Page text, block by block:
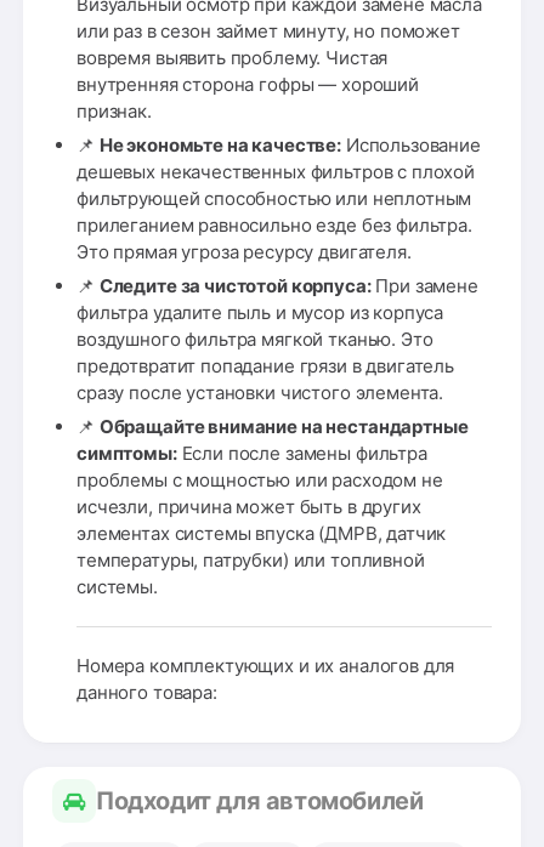
или раз в сезон займет минуту, но поможет
вовремя выявить проблему. Чистая
внутренняя сторона гофры — хороший
признак.
📌 Не экономьте на качестве:Использование
дешевых некачественных фильтров с плохой
фильтрующей способностью или неплотным
прилеганием равносильно езде без фильтра.
Это прямая угроза ресурсу двигателя.
📌 Следите за чистотой корпуса:При замене
фильтра удалите пыль и мусор из корпуса
воздушного фильтра мягкой тканью. Это
предотвратит попадание грязи в двигатель
сразу после установки чистого элемента.
📌 Обращайте внимание на нестандартные
симптомы:Если после замены фильтра
проблемы с мощностью или расходом не
исчезли, причина может быть в других
элементах системы впуска (ДМРВ, датчик
температуры, патрубки) или топливной
системы.
Номера комплектующих и их аналогов для
данного товара:
Подходит для автомобилей